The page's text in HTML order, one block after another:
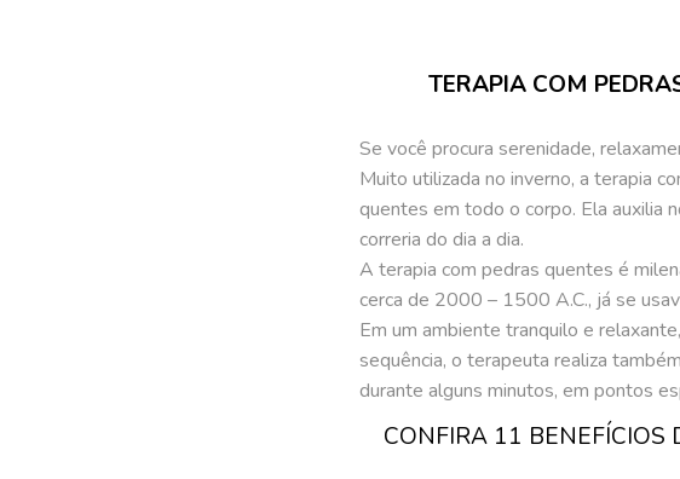
TERAPIA COM
Se você procura serenidade,
Muito utilizada no inverno, a terapia
quentes em todo o corpo. Ela auxilia
correria do dia a dia.
A terapia com pedras quentes é
cerca de 2000 – 1500 A.C., já se
Em um ambiente tranquilo e relaxante,
sequência, o terapeuta realiza
durante alguns minutos, em pontos
CONFIRA 11